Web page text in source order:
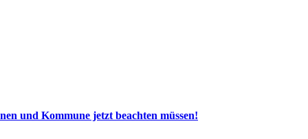
und Kommune jetzt beachten müssen!